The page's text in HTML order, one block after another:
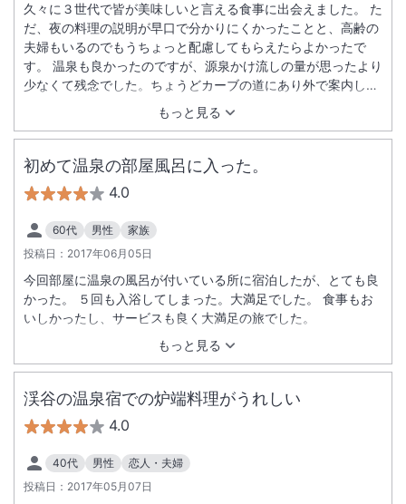
もっと見る
久々に３世代で皆が美味しいと言える食事に出会えました。 た
だ、夜の料理の説明が早口で分かりにくかったことと、高齢の
夫婦もいるのでもうちょっと配慮してもらえたらよかったで
す。 温泉も良かったのですが、源泉かけ流しの量が思ったより
少なくて残念でした。ちょうどカーブの道にあり外で案内して
くれたりと対応は良かったです。
初めて温泉の部屋風呂に入った。
4.0
60代 男性
家族
投稿日： 2017年06月05日
もっと見る
今回部屋に温泉の風呂が付いている所に宿泊したが、とても良
かった。 ５回も入浴してしまった。大満足でした。 食事もお
いしかったし、サービスも良く大満足の旅でした。
渓谷の温泉宿での炉端料理がうれしい
4.0
40代 男性
恋人・夫婦
投稿日： 2017年05月07日